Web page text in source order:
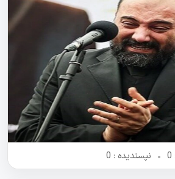
• نپسندیده‌ : 0